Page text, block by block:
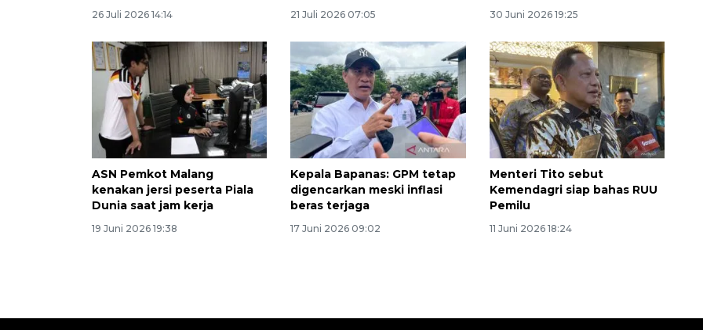
26 Juli 2026 14:14 21 Juli 2026 07:05 30 Juni 2026 19:25
ASN Pemkot Malang
kenakan jersi peserta Piala
Dunia saat jam kerja
19 Juni 2026 19:38
Kepala Bapanas: GPM tetap
digencarkan meski inflasi
beras terjaga
17 Juni 2026 09:02
Menteri Tito sebut
Kemendagri siap bahas RUU
Pemilu
11 Juni 2026 18:24